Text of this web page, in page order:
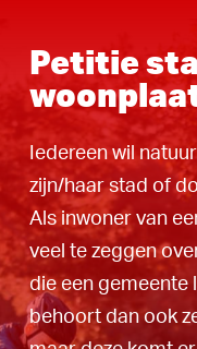
Petitie
Iedereen wil
zijn/haar stad of
Als inwoner van
veel te zeggen
die een gemeente
behoort dan ook